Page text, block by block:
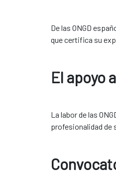
De las ONGD
que certifica su
El apoyo
La labor de las
profesionalidad de